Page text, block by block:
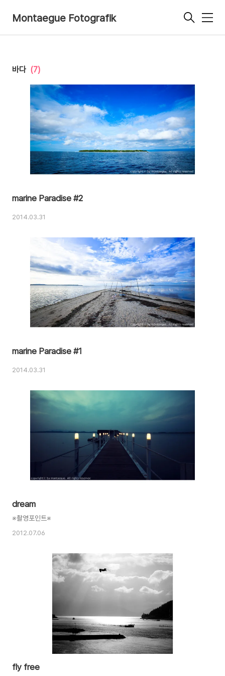
Montaegue Fotografik
메
바다 (7)
marine Paradise #2
2014.03.31
marine Paradise #1
2014.03.31
dream
※촬영포인트※
2012.07.06
fly free